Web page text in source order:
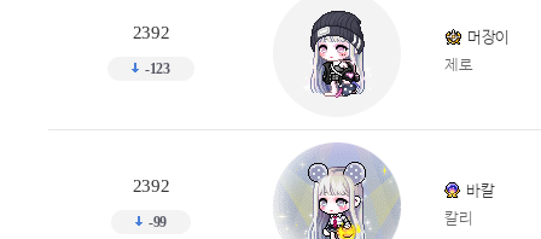
2392
-123
머장이
제로
2392
-99
바칼
칼리